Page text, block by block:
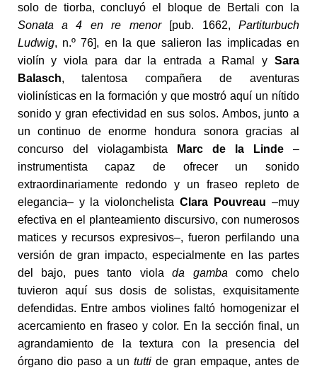
solo de tiorba, concluyó el bloque de Bertali con la
Sonata a 4 en re menor[pub. 1662, Partiturbuch
Ludwig, n.º 76], en la que salieron las implicadas en
violín y viola para dar la entrada a Ramal y Sara
Balasch, talentosa compañera de aventuras
violinísticas en la formación y que mostró aquí un nítido
sonido y gran efectividad en sus solos. Ambos, junto a
un continuo de enorme hondura sonora gracias al
concurso del violagambista Marc de la Linde–
instrumentista capaz de ofrecer un sonido
extraordinariamente redondo y un fraseo repleto de
elegancia– y la violonchelistaClara Pouvreau –muy
efectiva en el planteamiento discursivo, con numerosos
matices y recursos expresivos–, fueron perfilando una
versión de gran impacto, especialmente en las partes
del bajo, pues tanto violada gamba como chelo
tuvieron aquí sus dosis de solistas, exquisitamente
defendidas. Entre ambos violines faltó homogenizar el
acercamiento en fraseo y color. En la sección final, un
agrandamiento de la textura con la presencia del
órgano dio paso a untutti de gran empaque, antes de